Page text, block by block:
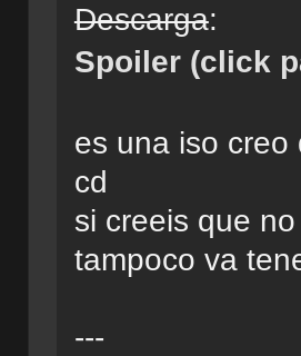
Descarga:
Spoiler (click
es una iso
cd
si creeis que
tampoco va
---